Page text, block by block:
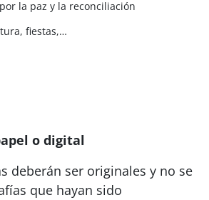
la paz y la reconciliación
fiestas,…
o digital
deberán ser originales y no se
que hayan sido